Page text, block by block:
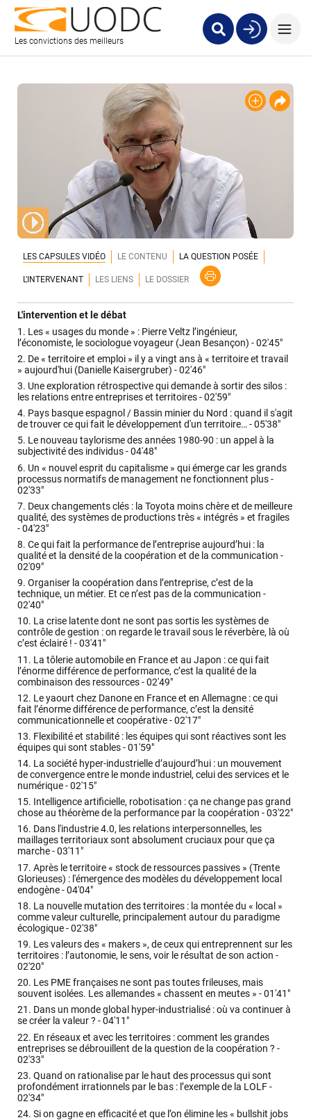
Les convictions des meilleurs
LES CAPSULES VIDÉO LE CONTENU LA QUESTION POSÉE
L'INTERVENANT LES LIENS LE DOSSIER
L'intervention et le débat
1. Les « usages du monde » : Pierre Veltz l’ingénieur,
l’économiste, le sociologue voyageur (Jean Besançon) -02'45"
2. De « territoire et emploi » il y a vingt ans à « territoire et travail
» aujourd'hui (Danielle Kaisergruber) -02'46"
3. Une exploration rétrospective qui demande à sortir des silos :
les relations entre entreprises et territoires -02'59"
4. Pays basque espagnol / Bassin minier du Nord : quand il s'agit
de trouver ce qui fait le développement d'un territoire… -05'38"
5. Le nouveau taylorisme des années 1980-90 : un appel à la
subjectivité des individus -04'48"
6. Un « nouvel esprit du capitalisme » qui émerge car les grands
processus normatifs de management ne fonctionnent plus -
02'33"
7. Deux changements clés : la Toyota moins chère et de meilleure
qualité, des systèmes de productions très « intégrés » et fragiles
-04'23"
8. Ce qui fait la performance de l’entreprise aujourd’hui : la
qualité et la densité de la coopération et de la communication -
02'09"
9. Organiser la coopération dans l’entreprise, c’est de la
technique, un métier. Et ce n’est pas de la communication -
02'40"
10. La crise latente dont ne sont pas sortis les systèmes de
contrôle de gestion : on regarde le travail sous le réverbère, là où
c’est éclairé ! -03'41"
11. La tôlerie automobile en France et au Japon : ce qui fait
l’énorme différence de performance, c’est la qualité de la
combinaison des ressources -02'49"
12. Le yaourt chez Danone en France et en Allemagne : ce qui
fait l’énorme différence de performance, c’est la densité
communicationnelle et coopérative -02'17"
13. Flexibilité et stabilité : les équipes qui sont réactives sont les
équipes qui sont stables -01'59"
14. La société hyper-industrielle d’aujourd’hui : un mouvement
de convergence entre le monde industriel, celui des services et le
numérique -02'15"
15. Intelligence artificielle, robotisation : ça ne change pas grand
chose au théorème de la performance par la coopération -03'22"
16. Dans l'industrie 4.0, les relations interpersonnelles, les
maillages territoriaux sont absolument cruciaux pour que ça
marche -03'11"
17. Après le territoire « stock de ressources passives » (Trente
Glorieuses) : l'émergence des modèles du développement local
endogène -04'04"
18. La nouvelle mutation des territoires : la montée du « local »
comme valeur culturelle, principalement autour du paradigme
écologique -02'38"
19. Les valeurs des « makers », de ceux qui entreprennent sur les
territoires : l’autonomie, le sens, voir le résultat de son action -
02'20"
20. Les PME françaises ne sont pas toutes frileuses, mais
souvent isolées. Les allemandes « chassent en meutes » -01'41"
21. Dans un monde global hyper-industrialisé : où va continuer à
se créer la valeur ? -04'11"
22. En réseaux et avec les territoires : comment les grandes
entreprises se débrouillent de la question de la coopération ? -
02'33"
23. Quand on rationalise par le haut des processus qui sont
profondément irrationnels par le bas : l’exemple de la LOLF -
02'34"
24. Si on gagne en efficacité et que l’on élimine les « bullshit jobs